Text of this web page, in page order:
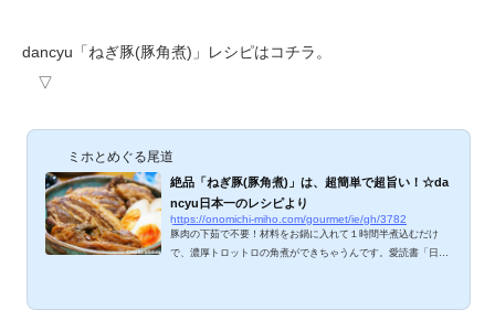
dancyu「ねぎ豚(豚角煮)」レシピはコチラ。
▽
ミホとめぐる尾道
絶品「ねぎ豚(豚角煮)」は、超簡単で超旨い！☆da
ncyu日本一のレシピより
https://onomichi-miho.com/gourmet/ie/gh/3782
豚肉の下茹で不要！材料をお鍋に入れて１時間半煮込むだけ
で、濃厚トロットロの角煮ができちゃうんです。愛読書「日本
ねぎと生姜で下茹でしてたのは何だったの」と驚くこと請け合